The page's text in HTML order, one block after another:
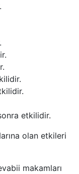
etkilidir.
olan etkileri
makamları